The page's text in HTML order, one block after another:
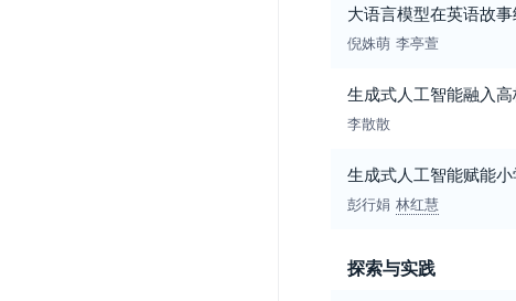
大语言模型在英语故
倪姝萌 李亭萱
生成式人工智能融入
李散散
生成式人工智能赋能
彭行娟 林红慧
探索与实践